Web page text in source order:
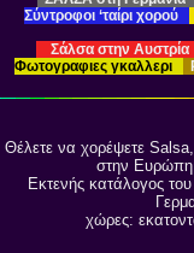
Σύντροφοι ‘ταίρι χορού
Σάλσα στην Αυστρία
Φωτογραφιες γκαλλερι
Θέλετε να χορέψετε
στην Ευρώπη
Εκτενής κατάλογος
χώρες: